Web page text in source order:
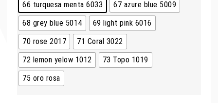
66 turquesa menta 6033
67 azure blue 5009
68 grey blue 5014
69 light pink 6016
70 rose 2017
71 Coral 3022
72 lemon yelow 1012
73 Topo 1019
75 oro rosa